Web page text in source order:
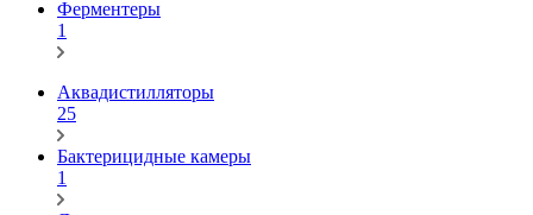
Ферментеры
1
Аквадистилляторы
25
Бактерицидные камеры
1